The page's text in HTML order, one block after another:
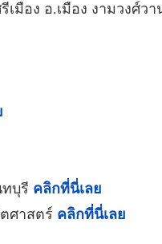
มือง อ.เมือง งามวงศ์ว
บุรี คลิกที่นี่เลย
ศาสตร์ คลิกที่นี่เลย